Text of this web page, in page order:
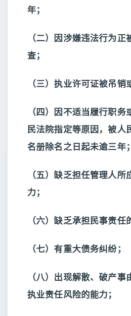
年；
（二）因涉嫌违法行为正
查；
（三）执业许可证被吊销
（四）因不适当履行职
民法院指定等原因，被人
名册除名之日起未逾三年；
（五）缺乏担任管理人
力；
（六）缺乏承担民事责任
（七）有重大债务纠纷；
（八）出现解散、破产
执业责任风险的能力；